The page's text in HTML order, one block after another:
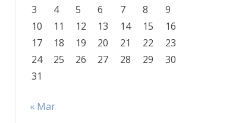
3
4 5 6 7 8
9
10
11 12 13 14 15
16
17
18 19 20 21 22
23
24
25 26 27 28 29
30
31
« Mar